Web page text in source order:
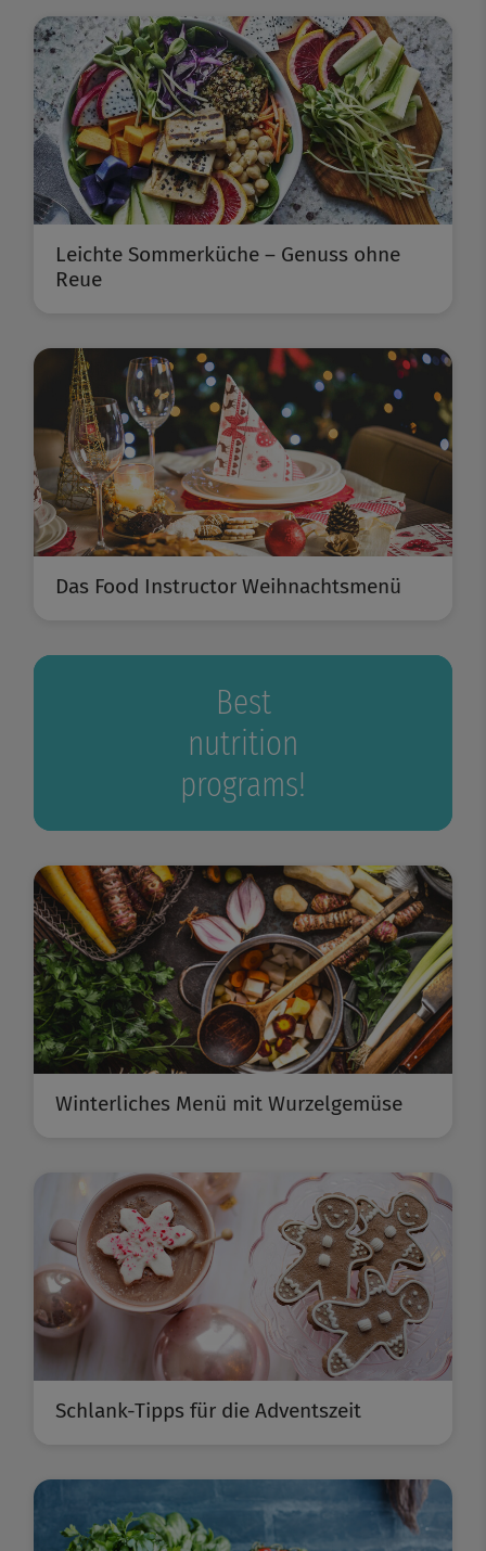
Leichte Sommerküche – Genuss ohne
Reue
Das Food Instructor Weihnachtsmenü
Best
nutrition
programs!
Winterliches Menü mit Wurzelgemüse
Schlank-Tipps für die Adventszeit